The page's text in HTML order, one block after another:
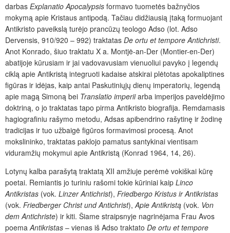
darbas Explanatio Apocalypsis formavo tuometės bažnyčios
mokymą apie Kristaus antipodą. Tačiau didžiausią įtaką formuojant
Antikristo paveikslą turėjo prancūzų teologo Adso (lot. Adso
Dervensis, 910/920 – 992) traktatas De ortu et tempore Antichristi.
Anot Konrado, šiuo traktatu X a. Montjė-an-Der (Montier-en-Der)
abatijoje kūrusiam ir jai vadovavusiam vienuoliui pavyko į legendų
ciklą apie Antikristą integruoti kadaise atskirai plėtotas apokaliptines
figūras ir idėjas, kaip antai Paskutiniųjų dienų imperatorių, legendą
apie magą Simoną bei Translatio imperiiarba imperijos paveldėjimo
doktriną, o jo traktatas tapo pirma Antikristo biografija. Remdamasis
hagiografiniu rašymo metodu, Adsas apibendrino rašytinę ir žodinę
tradicijas ir tuo užbaigė figūros formavimosi procesą. Anot
mokslininko, traktatas paklojo pamatus santykinai vientisam
viduramžių mokymui apie Antikristą (Konrad 1964, 14, 26).
Lotynų kalba parašytą traktatą XII amžiuje perėmė vokiškai kūrę
poetai. Remiantis jo turiniu rašomi tokie kūriniai kaip Linco
Antikristas (vok. Linzer Antichrist), Friedbergo Kristus ir Antikristas
(vok. Friedberger Christ und Antichrist),Apie Antikristą (vok. Von
dem Antichriste) ir kiti. Šiame straipsnyje nagrinėjama Frau Avos
poemaAntikristas – vienas iš Adso traktato De ortu et tempore